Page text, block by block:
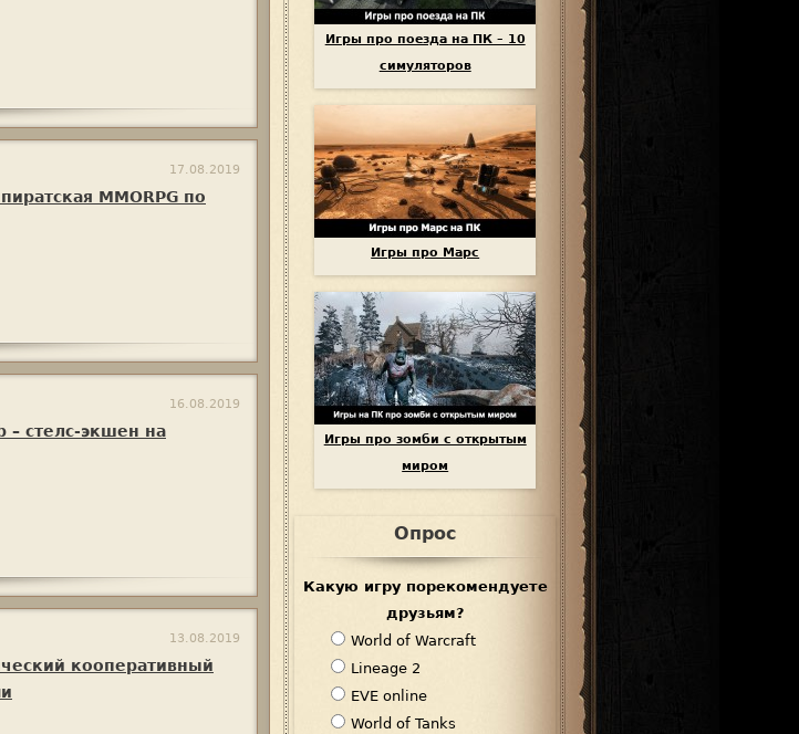
17.08.2019
MMORPG по
16.08.2019
– стелс-экшен на
13.08.2019
кооперативный
Игры про поезда на ПК – 10
симуляторов
Игры про Марс
Игры про зомби с открытым
миром
Опрос
Какую игру порекомендуете
друзьям?
В
а
р
и
World of Warcraft
Lineage 2
EVE online
World of Tanks